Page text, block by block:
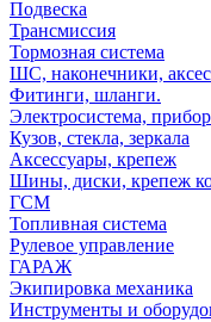
Подвеска
Трансмиссия
Тормозная система
ШС, наконечники,
Фитинги, шланги.
Электросистема,
Кузов, стекла, зеркала
Аксессуары, крепеж
Шины, диски, крепеж
ГСМ
Топливная система
Рулевое управление
ГАРАЖ
Экипировка механика
Инструменты и